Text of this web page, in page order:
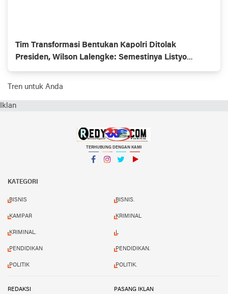
Tim Transformasi Bentukan Kapolri Ditolak
Presiden, Wilson Lalengke: Semestinya Listyo
Mundur Saja
Tren untuk Anda
Iklan
TERHUBUNG DENGAN KAMI
KATEGORI
BISNIS BISNIS.
KAMPAR KRIMINAL
KRIMINAL. L
PENDIDIKAN PENDIDIKAN.
POLITIK POLITIK.
REDAKSI PASANG IKLAN